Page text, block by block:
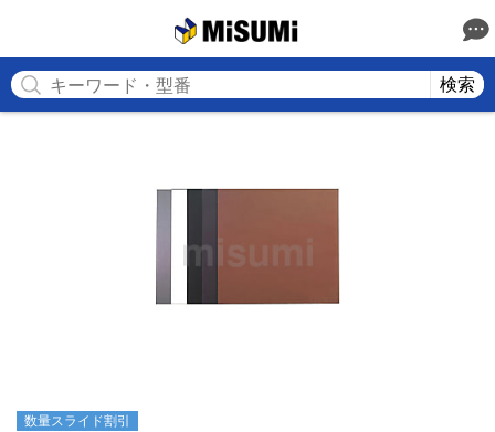
検索
数量スライド割引